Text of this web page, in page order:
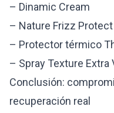
– Dinamic Cream
– Nature Frizz Protect
– Protector térmico
– Spray Texture Extra
Conclusión:
recuperación real